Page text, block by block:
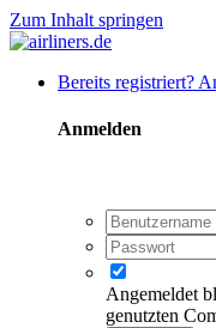
Zum Inhalt springen
Bereits registriert?
Anmelden
Angemeldet
genutzten